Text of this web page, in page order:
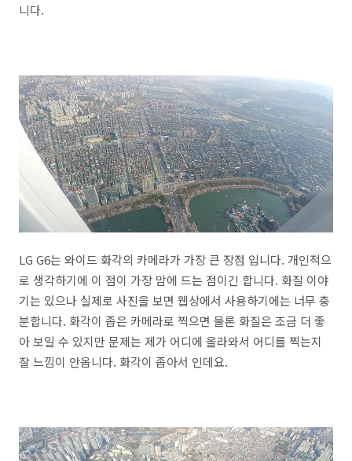
니다.
LG G6는 와이드 화각의 카메라가 가장 큰 장점 입니다. 개인적으
로 생각하기에 이 점이 가장 맘에 드는 점이긴 합니다. 화질 이야
기는 있으나 실제로 사진을 보면 웹상에서 사용하기에는 너무 충
분합니다. 화각이 좁은 카메라로 찍으면 물론 화질은 조금 더 좋
아 보일 수 있지만 문제는 제가 어디에 올라와서 어디를 찍는지
잘 느낌이 안옵니다. 화각이 좁아서 인데요.